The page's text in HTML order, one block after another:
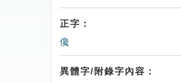
正字：
儳
異體字/附錄字內容：